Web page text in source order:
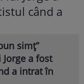
simț”
a fost
a intrat în